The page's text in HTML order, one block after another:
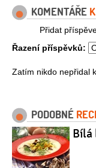
KOMENTÁŘE
Přidat
Řazení příspěvků:
Zatím nikdo nepřidal
PODOBNÉ
Bílá